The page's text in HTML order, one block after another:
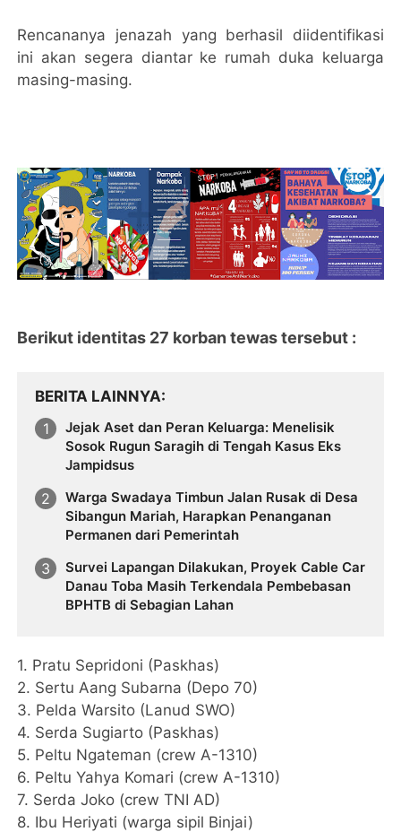
Rencananya jenazah yang berhasil diidentifikasi
ini akan segera diantar ke rumah duka keluarga
masing-masing.
Berikut identitas 27 korban tewas tersebut :
BERITA LAINNYA
Jejak Aset dan Peran Keluarga: Menelisik
Sosok Rugun Saragih di Tengah Kasus Eks
Jampidsus
Warga Swadaya Timbun Jalan Rusak di Desa
Sibangun Mariah, Harapkan Penanganan
Permanen dari Pemerintah
Survei Lapangan Dilakukan, Proyek Cable Car
Danau Toba Masih Terkendala Pembebasan
BPHTB di Sebagian Lahan
1. Pratu Sepridoni (Paskhas)
2. Sertu Aang Subarna (Depo 70)
3. Pelda Warsito (Lanud SWO)
4. Serda Sugiarto (Paskhas)
5. Peltu Ngateman (crew A-1310)
6. Peltu Yahya Komari (crew A-1310)
7. Serda Joko (crew TNI AD)
8. Ibu Heriyati (warga sipil Binjai)